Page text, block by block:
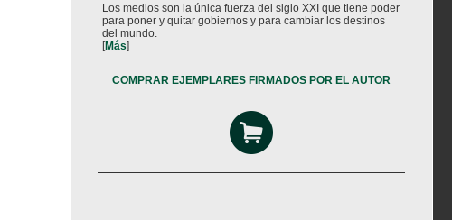
Los medios son la única fuerza del siglo XXI que tiene poder
para poner y quitar gobiernos y para cambiar los destinos
del mundo.
[Más]
COMPRAR EJEMPLARES FIRMADOS POR EL AUTOR